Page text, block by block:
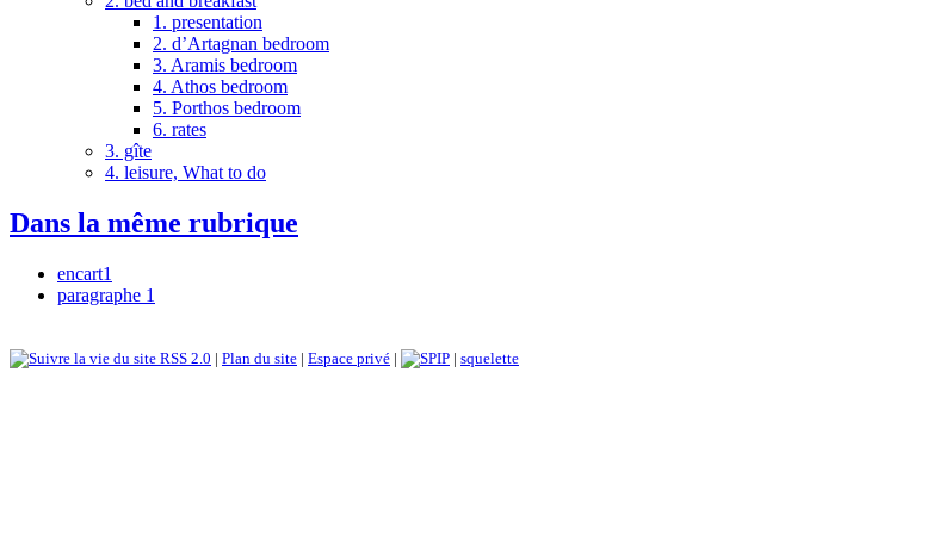
1. presentation
2. d’Artagnan bedroom
3. Aramis bedroom
4. Athos bedroom
5. Porthos bedroom
6. rates
3. gîte
4. leisure, What to do
Dans la même rubrique
encart1
paragraphe 1
RSS 2.0 | Plan du site | Espace privé | | squelette